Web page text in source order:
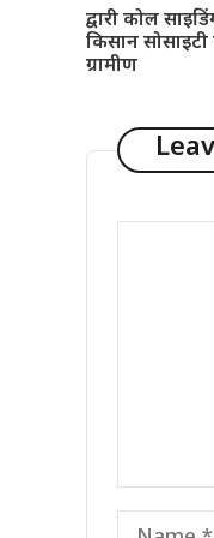
द्वारी कोल
किसान
ग्रामीण
Name